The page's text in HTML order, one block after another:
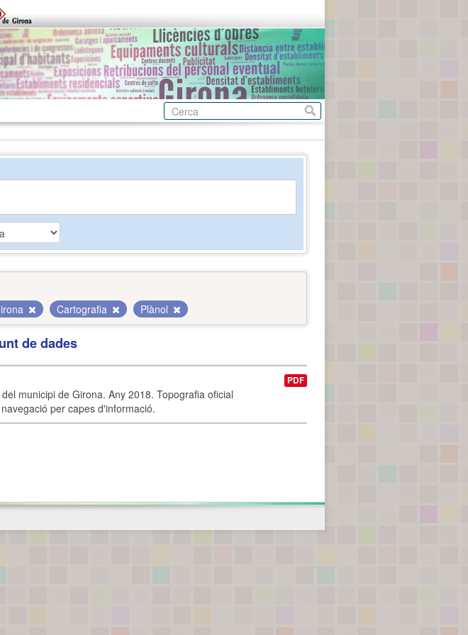
Cartografia Plànol
de dades
municipi de Girona. Any 2018. Topografia oficial
per capes d'informació.
PDF